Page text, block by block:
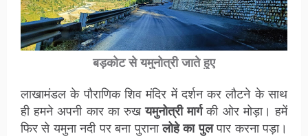
बड़कोट से यमुनोत्री जाते हुए
लाखामंडल के पौराणिक शिव मंदिर में दर्शन कर लौटने के साथ
ही हमने अपनी कार का रुखयमुनोत्री मार्गकी ओर मोड़ा। हमें
फिर से यमुना नदी पर बना पुरानालोहे का पुलपार करना पड़ा।